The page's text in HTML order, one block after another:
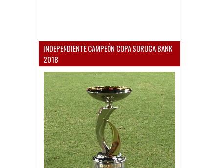
INDEPENDIENTE CAMPEÓN COPA SURUGA BANK
2018